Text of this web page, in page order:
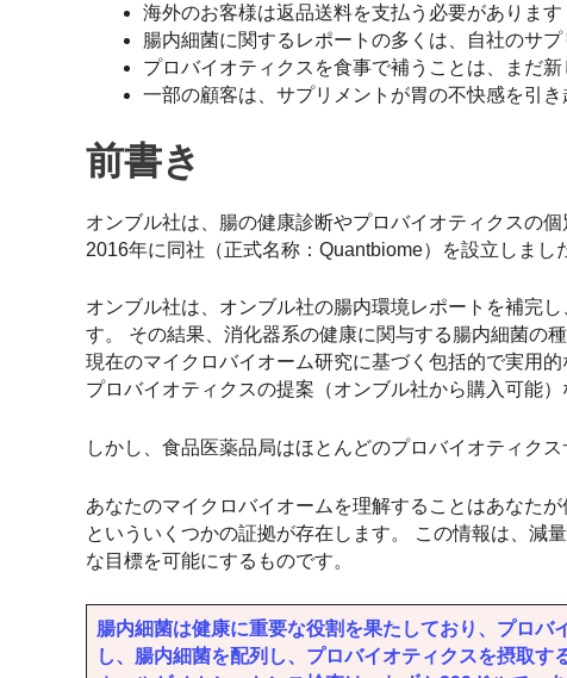
海外のお客様は返品送料を支払う必要があります
腸内細菌に関するレポートの多くは、自社のサ
プロバイオティクスを食事で補うことは、まだ
一部の顧客は、サプリメントが胃の不快感を引
前書き
オンブル社は、腸の健康診断やプロバイオティクスの
2016年に同社（正式名称：Quantbiome）を設立しまし
オンブル社は、オンブル社の腸内環境レポートを補完
す。 その結果、消化器系の健康に関与する腸内細菌の
現在のマイクロバイオーム研究に基づく包括的で実用
プロバイオティクスの提案（オンブル社から購入可能）
しかし、食品医薬品局はほとんどのプロバイオティク
あなたのマイクロバイオームを理解することはあなた
といういくつかの証拠が存在します。 この情報は、減
な目標を可能にするものです。
腸内細菌は健康に重要な役割を果たしており、プロ
し、腸内細菌を配列し、プロバイオティクスを摂取